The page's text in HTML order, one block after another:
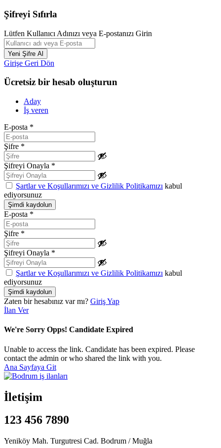
Şifreyi Sıfırla
Lütfen Kullanıcı Adınızı veya E-postanızı Girin
Girişe Geri Dön
Ücretsiz bir hesab oluşturun
Aday
İş veren
E-posta *
Şifre *
Şifreyi Onayla *
Şartlar ve Koşullarımızı ve Gizlilik Politikamızı kabul
ediyorsunuz
E-posta *
Şifre *
Şifreyi Onayla *
Şartlar ve Koşullarımızı ve Gizlilik Politikamızı kabul
ediyorsunuz
Zaten bir hesabınız var mı? Giriş Yap
İlan Ver
We're Sorry Opps! Candidate Expired
Unable to access the link. Candidate has been expired. Please
contact the admin or who shared the link with you.
Ana Sayfaya Git
İletişim
123 456 7890
Yeniköy Mah. Turgutresi Cad. Bodrum / Muğla